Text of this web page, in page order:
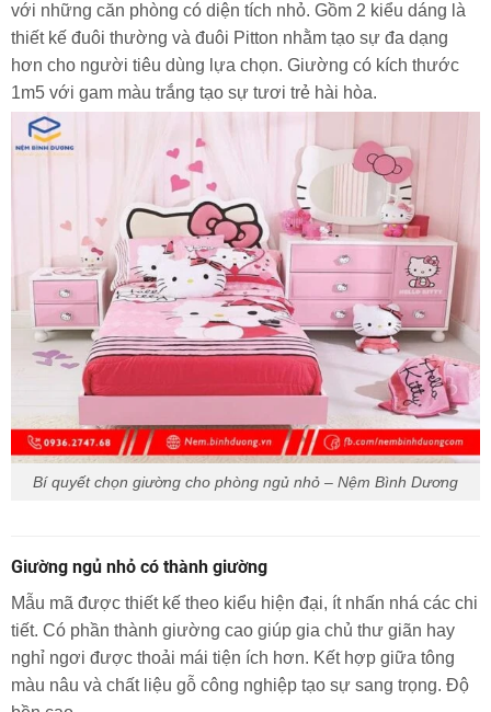
với những căn phòng có diện tích nhỏ. Gồm 2 kiểu dáng là
thiết kế đuôi thường và đuôi Pitton nhằm tạo sự đa dạng
hơn cho người tiêu dùng lựa chọn. Giường có kích thước
1m5 với gam màu trắng tạo sự tươi trẻ hài hòa.
Bí quyết chọn giường cho phòng ngủ nhỏ – Nệm Bình Dương
Giường ngủ nhỏ có thành giường
Mẫu mã được thiết kế theo kiểu hiện đại, ít nhấn nhá các chi
tiết. Có phần thành giường cao giúp gia chủ thư giãn hay
nghỉ ngơi được thoải mái tiện ích hơn. Kết hợp giữa tông
màu nâu và chất liệu gỗ công nghiệp tạo sự sang trọng. Độ